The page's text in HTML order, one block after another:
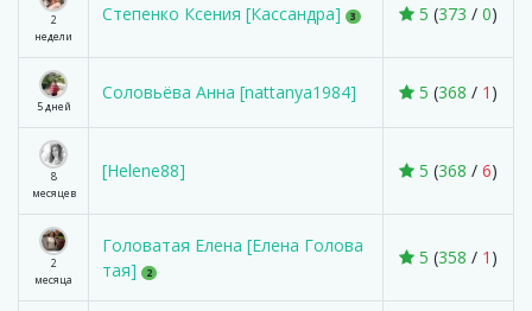
2
недели
Степенко Ксения [Кассандра] 3 5 (373 / 0)
5 дней
Соловьёва Анна [nattanya1984] 5 (368 / 1 )
8
месяцев
[Helene88] 5 (368 / 6)
2
месяца
Головатая Елена [Елена Голова
тая]
2
5 (358 / 1 )